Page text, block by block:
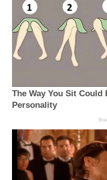
The Way You Sit Could
Personality